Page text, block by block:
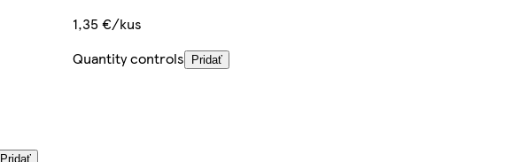
Pridať
1,35 €/kus
Quantity controls
Pridať